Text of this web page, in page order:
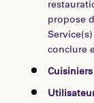
propose
conclure
Cuisiniers